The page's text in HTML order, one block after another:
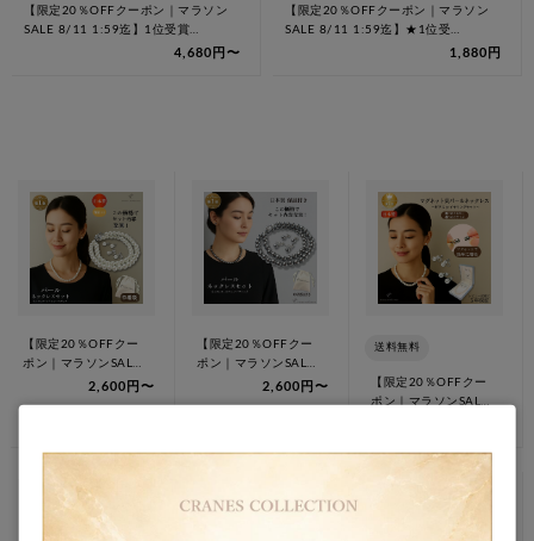
【限定20％OFFクーポン｜マラソン
SALE 8/11 1:59迄】1位受賞…
4,680円〜
【限定20％OFFクーポン｜マラソン
SALE 8/11 1:59迄】★1位受…
1,880円
【限定20％OFFクー
ポン｜マラソンSALE
8/11 1:59迄】★1位
受…
2,600円〜
【限定20％OFFクー
ポン｜マラソンSALE
8/11 1:59迄】★1位
受…
2,600円〜
送料無料
【限定20％OFFクー
ポン｜マラソンSALE